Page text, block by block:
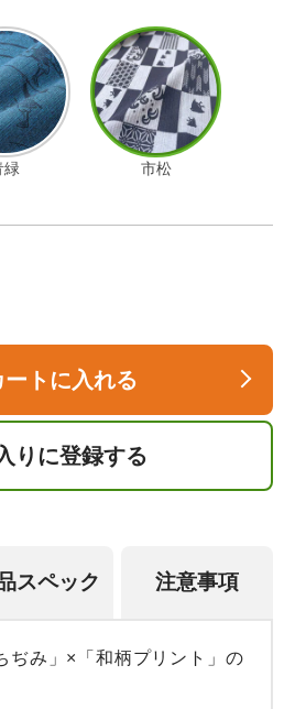
緑 市松
ートに入れる
りに登録する
スペック 注意事項
ぢみ」×「和柄プリント」の